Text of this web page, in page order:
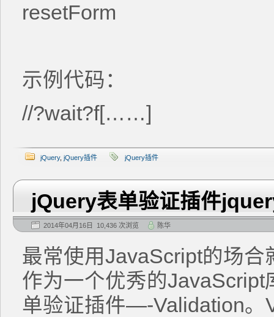
resetForm
示例代码：
//?wait?f[……]
jQuery, jQuery插件 jQuery插件
jQuery表单验证插件
2014年04月16日 10,436 次浏览 陈华
最常使用JavaScript的场
作为一个优秀的
单验证插件—-Validation。